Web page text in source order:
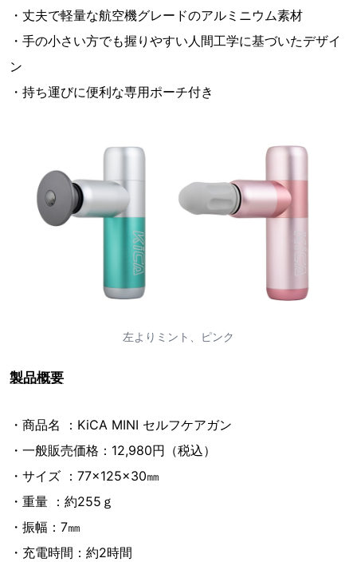
・丈夫で軽量な航空機グレードのアルミニウム素材
・手の小さい方でも握りやすい人間工学に基づいたデザイ
ン
・持ち運びに便利な専用ポーチ付き
左よりミント、ピンク
製品概要
・商品名 ：KiCA MINI セルフケアガン
・一般販売価格：12,980円（税込）
・サイズ ：77×125×30㎜
・重量 ：約255ｇ
・振幅：7㎜
・充電時間：約2時間